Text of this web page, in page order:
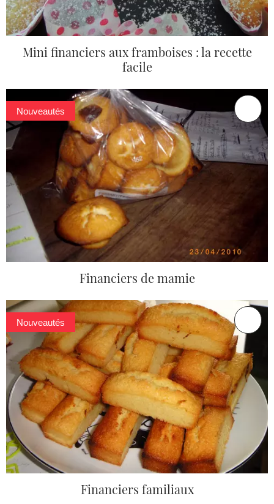
Mini financiers aux framboises : la recette
facile
Nouveautés
Financiers de mamie
Nouveautés
Financiers familiaux